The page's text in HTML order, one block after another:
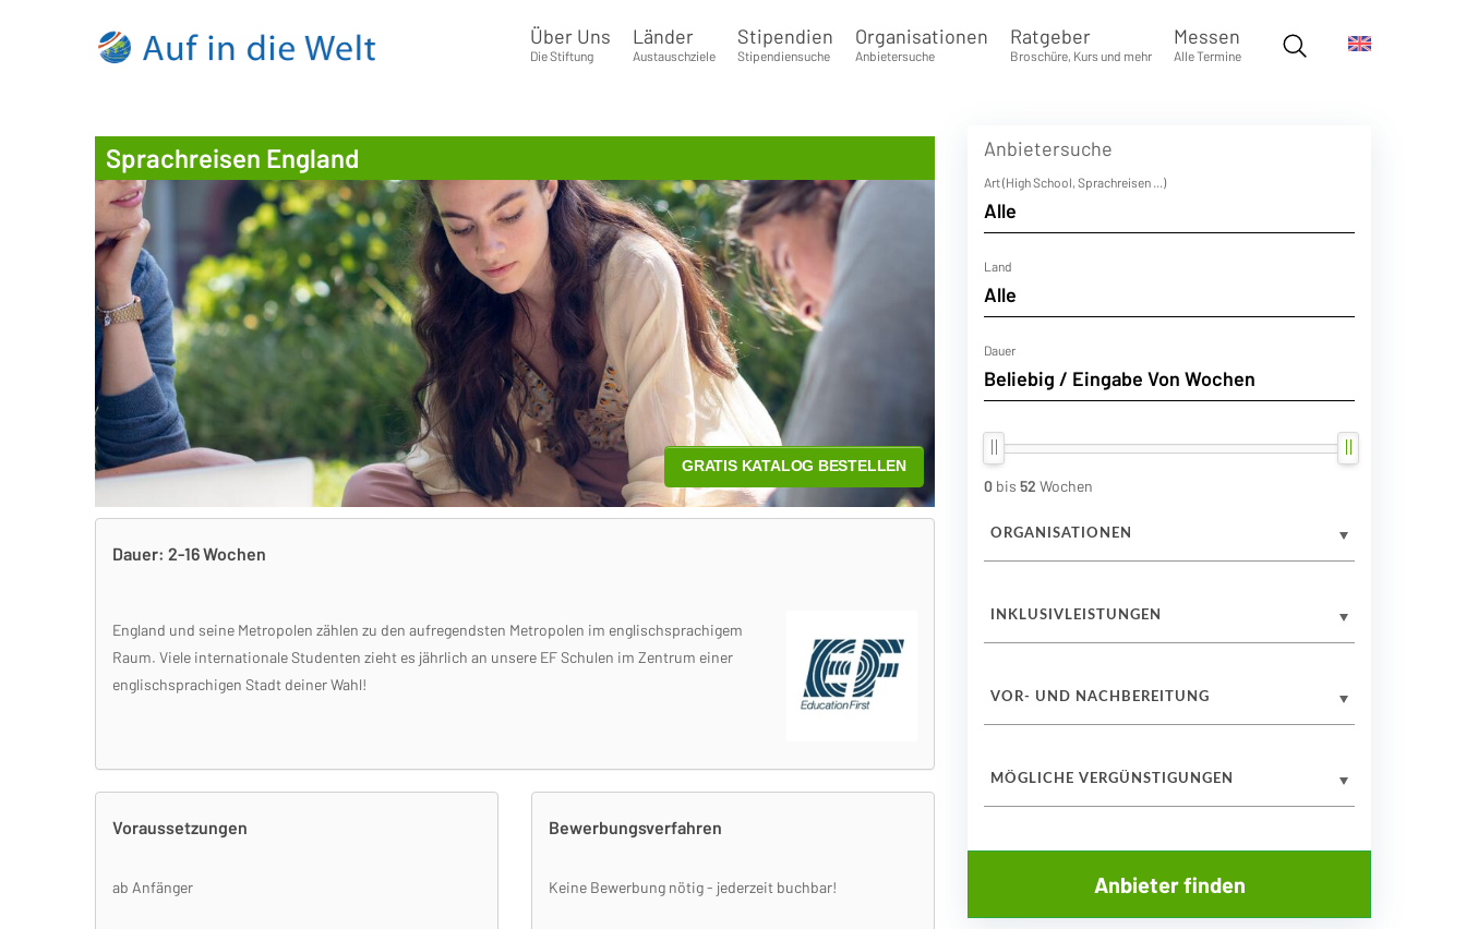
Über Uns
Die Stiftung
Länder
Austauschziele
Stipendien
Stipendiensuche
Organisationen
Anbietersuche
Ratgeber
Broschüre, Kurs und mehr
Messen
Alle Termine
Sprachreisen England
Dauer: 2-16 Wochen
England und seine Metropolen zählen zu den aufregendsten Metropolen im englischsprachigem
Raum. Viele internationale Studenten zieht es jährlich an unsere EF Schulen im Zentrum einer
englischsprachigen Stadt deiner Wahl!
Voraussetzungen
ab Anfänger
Bewerbungsverfahren
Keine Bewerbung nötig - jederzeit buchbar!
Anbietersuche
Art (High School, Sprachreisen ...)
Land
Dauer
0 bis 52 Wochen
ORGANISATIONEN
INKLUSIVLEISTUNGEN
VOR- UND NACHBEREITUNG
MÖGLICHE VERGÜNSTIGUNGEN